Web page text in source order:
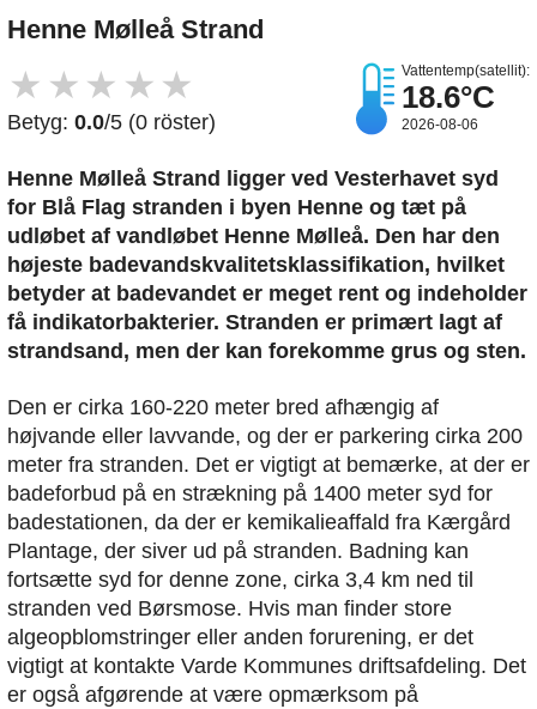
Henne Mølleå Strand
★ ★ ★ ★ ★
Betyg: 0.0/5 (0 röster)
Vattentemp(satellit):
18.6°C
2026-08-06
Henne Mølleå Strand ligger ved Vesterhavet syd
for Blå Flag stranden i byen Henne og tæt på
udløbet af vandløbet Henne Mølleå. Den har den
højeste badevandskvalitetsklassifikation, hvilket
betyder at badevandet er meget rent og indeholder
få indikatorbakterier. Stranden er primært lagt af
strandsand, men der kan forekomme grus og sten.
Den er cirka 160-220 meter bred afhængig af
højvande eller lavvande, og der er parkering cirka 200
meter fra stranden. Det er vigtigt at bemærke, at der er
badeforbud på en strækning på 1400 meter syd for
badestationen, da der er kemikalieaffald fra Kærgård
Plantage, der siver ud på stranden. Badning kan
fortsætte syd for denne zone, cirka 3,4 km ned til
stranden ved Børsmose. Hvis man finder store
algeopblomstringer eller anden forurening, er det
vigtigt at kontakte Varde Kommunes driftsafdeling. Det
er også afgørende at være opmærksom på